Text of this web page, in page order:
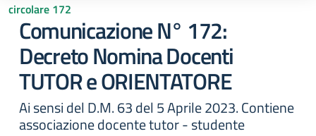
circolare 172
Comunicazione N° 172:
Decreto Nomina Docenti
TUTOR e ORIENTATORE
Ai sensi del D.M. 63 del 5 Aprile 2023. Contiene
associazione docente tutor - studente